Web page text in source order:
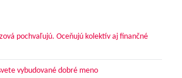
pochvaľujú. Oceňujú kolektív aj finančné
vybudované dobré meno